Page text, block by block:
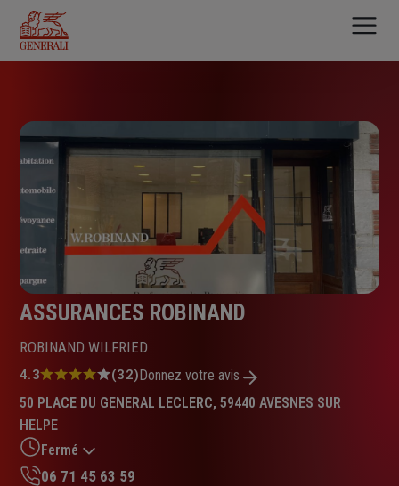
contenu
principal
ASSURANCES ROBINAND
ROBINAND WILFRIED
Note
4.3
sur
5
étoiles
4.3 (32)Donnez votre avis
50 PLACE DU GENERAL LECLERC, 59440 AVESNES SUR
HELPE
Fermé
06 71 45 63 59